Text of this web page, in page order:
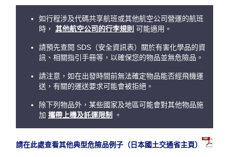
如行程涉及代碼共享航班或其他航空公司營運的航班
時， 其他航空公司的行李規則 可能適用。
請預先查閱 SDS（安全資訊表）關於有害化學品的資
訊、相關指引手冊等，以確保您的物品並無危險品。
請注意，如在出發時間前無法確定物品能否經飛機運
送，有關的運送要求可能會被拒絕。
除下列物品外，某些國家及地區可能會對其他物品施
加 攜帶上機及託運限制 。
請在此處查看其他典型危險品例子（日本國土交通省主頁）